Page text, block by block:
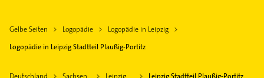
Gelbe Seiten Logopädie
Logopädie in Leipzig
Logopädie in Leipzig Stadtteil Plaußig-Portitz